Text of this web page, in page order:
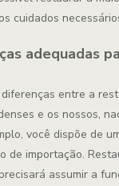
cuidados
adequadas
entre a
e os nossos,
você dispõe de
de importação.
assumir a